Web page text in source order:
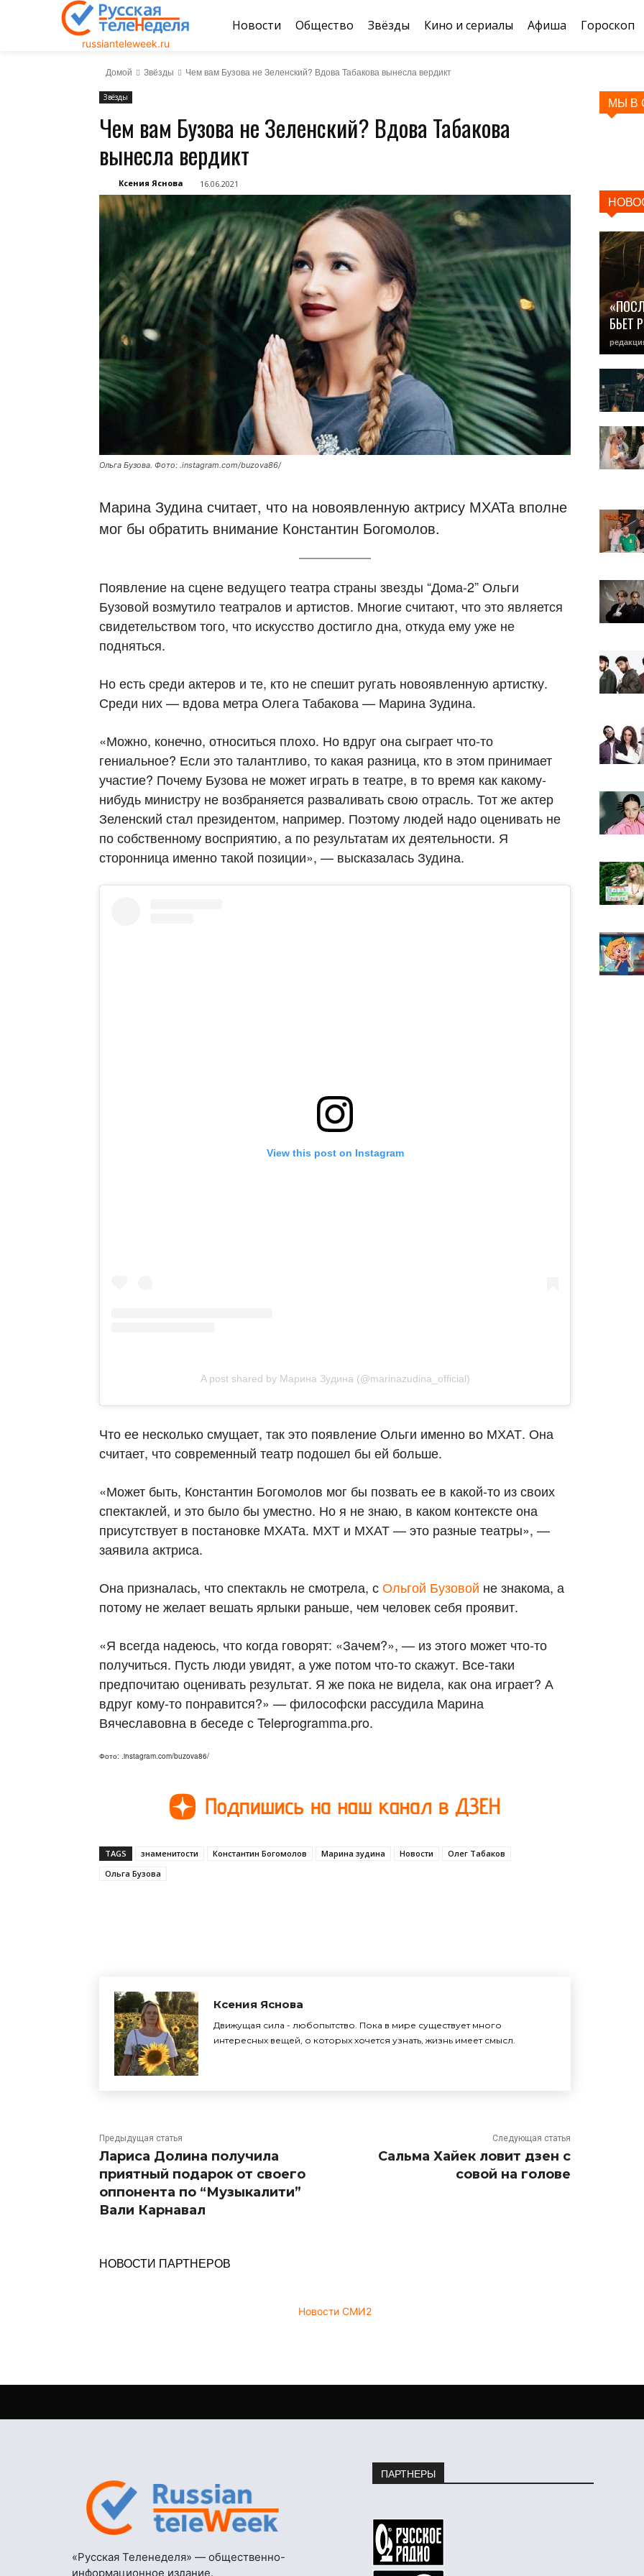
russianteleweek.ru
Новости Общество Звёзды Кино и сериалы Афиша Гороскоп
Домой Звёзды Чем вам Бузова не Зеленский? Вдова Табакова вынесла вердикт
Звёзды
Чем вам Бузова не Зеленский? Вдова Табакова
вынесла вердикт
Ксения Яснова 16.06.2021
Ольга Бузова. Фото: .instagram.com/buzova86/
Марина Зудина считает, что на новоявленную актрису МХАТа вполне
мог бы обратить внимание Константин Богомолов.
Появление на сцене ведущего театра страны звезды “Дома-2” Ольги
Бузовой возмутило театралов и артистов. Многие считают, что это является
свидетельством того, что искусство достигло дна, откуда ему уже не
подняться.
Но есть среди актеров и те, кто не спешит ругать новоявленную артистку.
Среди них — вдова метра Олега Табакова — Марина Зудина.
«Можно, конечно, относиться плохо. Но вдруг она сыграет что-то
гениальное? Если это талантливо, то какая разница, кто в этом принимает
участие? Почему Бузова не может играть в театре, в то время как какому-
нибудь министру не возбраняется разваливать свою отрасль. Тот же актер
Зеленский стал президентом, например. Поэтому людей надо оценивать не
по собственному восприятию, а по результатам их деятельности. Я
сторонница именно такой позиции», — высказалась Зудина.
View this post on Instagram
A post shared by Марина Зудина (@marinazudina_official)
Что ее несколько смущает, так это появление Ольги именно во МХАТ. Она
считает, что современный театр подошел бы ей больше.
«Может быть, Константин Богомолов мог бы позвать ее в какой-то из своих
спектаклей, и это было бы уместно. Но я не знаю, в каком контексте она
присутствует в постановке МХАТа. МХТ и МХАТ — это разные театры», —
заявила актриса.
Она призналась, что спектакль не смотрела, сОльгой Бузовой не знакома, а
потому не желает вешать ярлыки раньше, чем человек себя проявит.
«Я всегда надеюсь, что когда говорят: «Зачем?», — из этого может что-то
получиться. Пусть люди увидят, а уже потом что-то скажут. Все-таки
предпочитаю оценивать результат. Я же пока не видела, как она играет? А
вдруг кому-то понравится?» — философски рассудила Марина
Вячеславовна в беседе с Teleprogramma.pro.
Фото: .instagram.com/buzova86/
TAGS знаменитости Константин Богомолов Марина зудина Новости
Олег Табаков
Ольга Бузова
Ксения Яснова
Движущая сила - любопытство. Пока в мире существует много
интересных вещей, о которых хочется узнать, жизнь имеет смысл.
Предыдущая статья
Лариса Долина получила
приятный подарок от своего
оппонента по “Музыкалити”
Вали Карнавал
Следующая статья
Сальма Хайек ловит дзен с
совой на голове
НОВОСТИ ПАРТНЕРОВ
Новости СМИ2
МЫ В
БЬЕТ
«Русская Теленеделя» — общественно-
информационное издание.
ПАРТНЕРЫ